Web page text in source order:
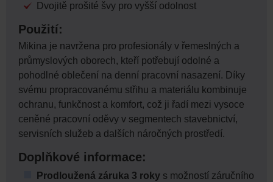
Dvojitě prošité švy pro vyšší odolnost
Použití:
Mikina je navržena pro profesionály v řemeslných a
průmyslových oborech, kteří potřebují odolné a
pohodlné oblečení na denní pracovní nasazení. Díky
svému propracovanému střihu a materiálu kombinuje
ochranu, funkčnost a komfort, což ji řadí mezi vysoce
ceněné pracovní oděvy v segmentech stavebnictví,
servisních služeb a dalších náročných prostředí.
Doplňkové informace:
Prodloužená záruka 3 roky s možností záručního